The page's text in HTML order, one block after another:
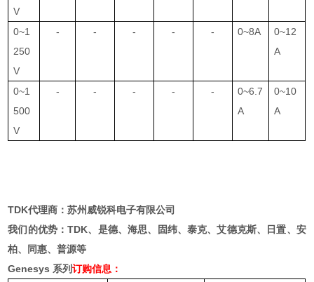
V
0~1
250
V
- - - - - 0~8A
0~12
A
0~1
500
V
- - - - -
0~6.7
A
0~10
A
TDK代理商：苏州威锐科电子有限公司
我们的优势：TDK、是德、海思、固纬、泰克、艾德克斯、日置、安
柏、同惠、普源等
Genesys 系列订购信息：